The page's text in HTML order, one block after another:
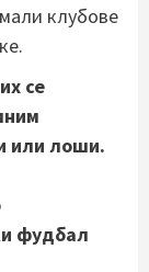
клубове
се
или лоши.
фудбал